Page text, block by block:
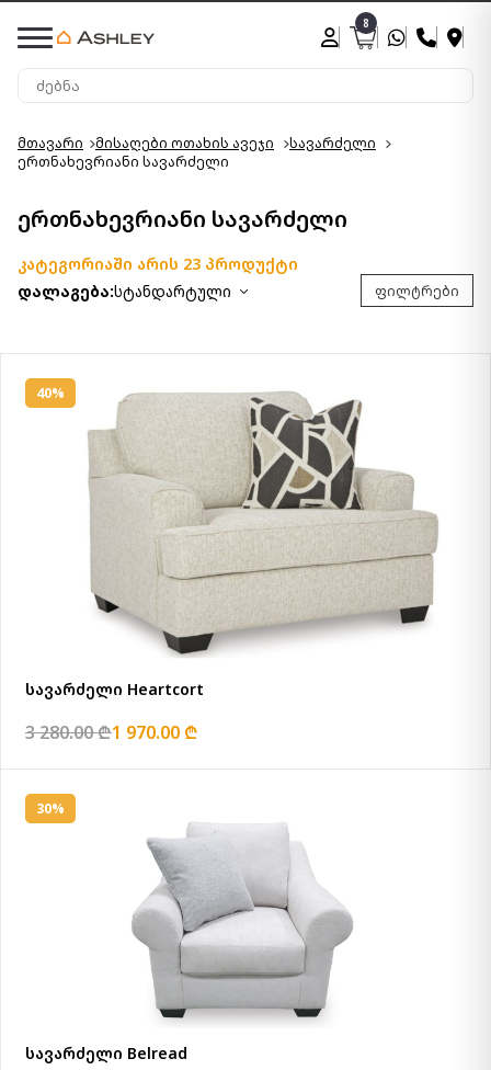
8
მთავარი მისაღები ოთახის ავეჯი
სავარძელი
ერთნახევრიანი სავარძელი
ერთნახევრიანი სავარძელი
კატეგორიაში არის 23 პროდუქტი
დალაგება:სტანდარტული ფილტრები
40%
სავარძელი Heartcort
3 280.00 ₾1 970.00 ₾
30%
სავარძელი Belread